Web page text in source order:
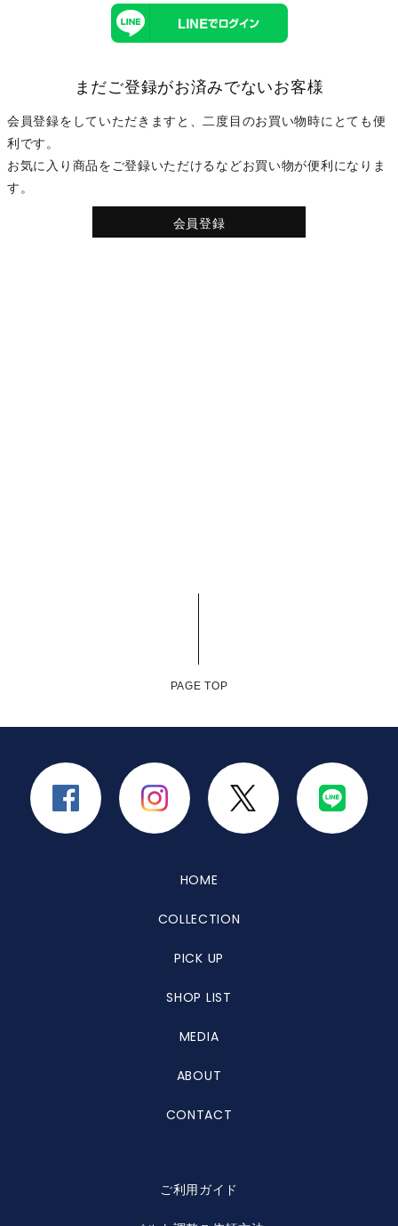
まだご登録がお済みでないお客様
会員登録をしていただきますと、二度目のお買い物時にとても便
利です。
お気に入り商品をご登録いただけるなどお買い物が便利になりま
す。
会員登録
PAGE TOP
HOME
COLLECTION
PICK UP
SHOP LIST
MEDIA
ABOUT
CONTACT
ご利用ガイド